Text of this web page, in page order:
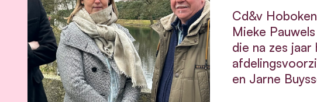
Cd&v
Mieke
die na zes
en Jarne